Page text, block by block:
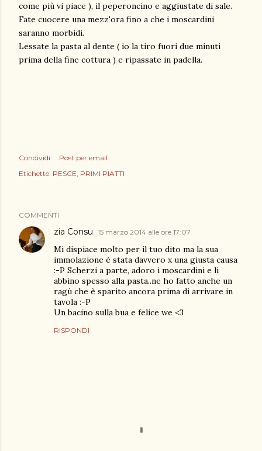
come più vi piace ), il peperoncino e aggiustate di sale.
Fate cuocere una mezz'ora fino a che i moscardini
saranno morbidi.
Lessate la pasta al dente ( io la tiro fuori due minuti
prima della fine cottura ) e ripassate in padella.
Condividi
Post per email
Etichette: PESCE PRIMI PIATTI
COMMENTI
zia Consu 15 marzo 2014 alle ore 17:07
Mi dispiace molto per il tuo dito ma la sua
immolazione è stata davvero x una giusta causa
:-P Scherzi a parte, adoro i moscardini e li
abbino spesso alla pasta..ne ho fatto anche un
ragù che è sparito ancora prima di arrivare in
tavola :-P
Un bacino sulla bua e felice we <3
RISPONDI